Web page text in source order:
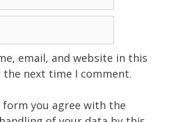
email, and website in this
next time I comment.
form you agree with the